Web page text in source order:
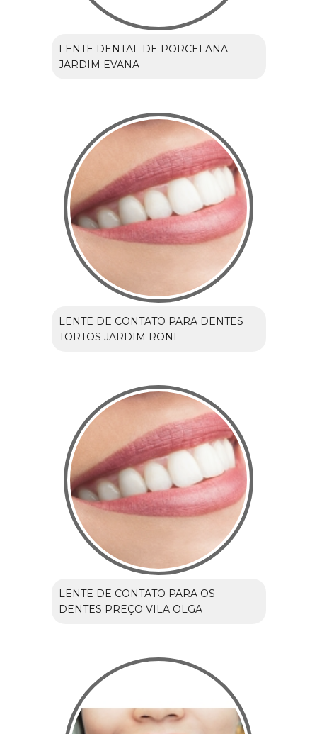
LENTE DENTAL DE PORCELANA
JARDIM EVANA
LENTE DE CONTATO PARA DENTES
TORTOS JARDIM RONI
LENTE DE CONTATO PARA OS
DENTES PREÇO VILA OLGA